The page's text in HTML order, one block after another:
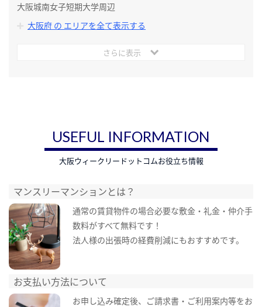
大阪城南女子短期大学周辺
大阪府 の エリアを全て表示する
さらに表示
USEFUL INFORMATION
大阪ウィークリードットコムお役立ち情報
マンスリーマンションとは？
通常の賃貸物件の場合必要な敷金・礼金・仲介手
数料がすべて無料です！
法人様の出張時の経費削減にもおすすめです。
お支払い方法について
お申し込み確定後、ご請求書・ご利用案内等をお